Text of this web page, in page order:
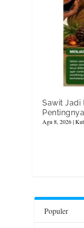
Sawit Jadi
Agu 8, 2026|
Populer